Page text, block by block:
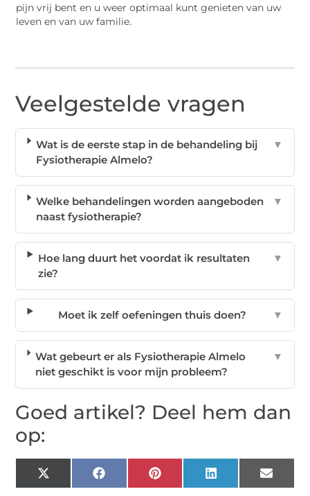
pijn vrij bent en u weer optimaal kunt genieten van uw
leven en van uw familie.
Veelgestelde vragen
Wat is de eerste stap in de behandeling bij
Fysiotherapie Almelo?
▼
Welke behandelingen worden aangeboden
naast fysiotherapie?
▼
Hoe lang duurt het voordat ik resultaten
zie?
▼
Moet ik zelf oefeningen thuis doen? ▼
Wat gebeurt er als Fysiotherapie Almelo
niet geschikt is voor mijn probleem?
▼
Goed artikel? Deel hem dan
op:
X
(Twitter)
Facebook Pinterest LinkedIn Email